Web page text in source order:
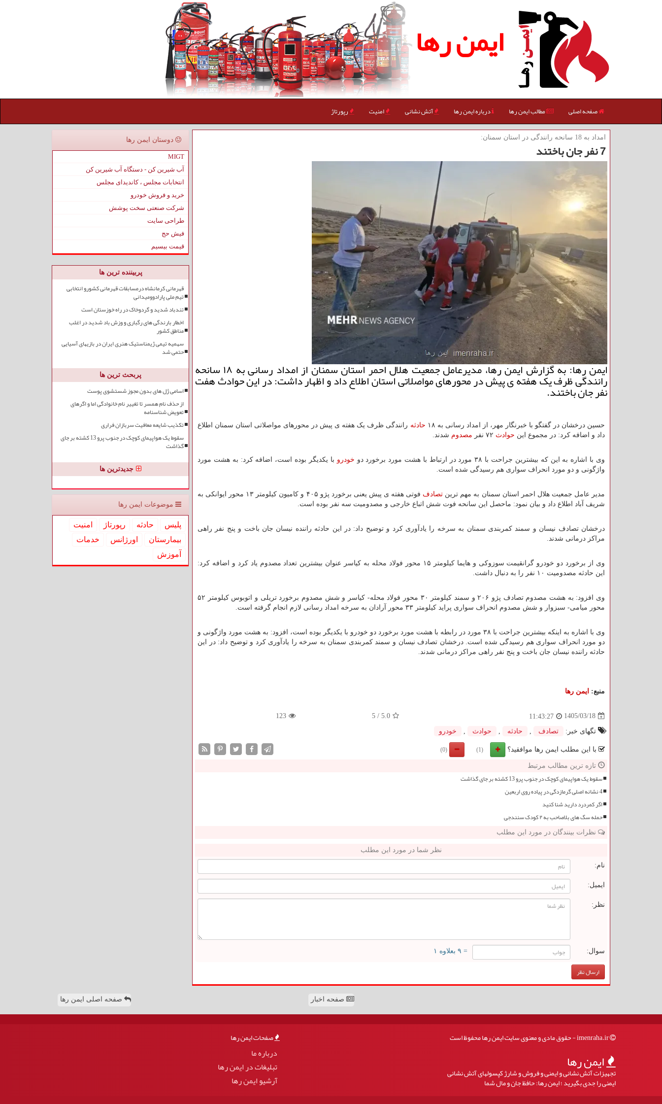
ایمن رها
صفحه اصلی مطالب ایمن رها درباره ایمن رها آتش نشانی امنیت رپورتاژ
امداد به 18 سانحه رانندگی در استان سمنان:
7 نفر جان باختند
ایمن رها: به گزارش ایمن رها، مدیرعامل جمعیت هلال احمر استان سمنان از امداد رسانی به ۱۸ سانحه
رانندگی ظرف یک هفته ی پیش در محورهای مواصلاتی استان اطلاع داد و اظهار داشت: در این حوادث هفت
نفر جان باختند.
حسین درخشان در گفتگو با خبرنگار مهر، از امداد رسانی به ۱۸ حادثه رانندگی ظرف یک هفته ی پیش در محورهای مواصلاتی استان سمنان اطلاع
داد و اضافه کرد: در مجموع این حوادث مصدوم شدند.
وی با اشاره به این که بیشترین جراحت با ۳۸ مورد در ارتباط با هشت مورد برخورد دو خودرو با یکدیگر بوده است، اضافه کرد: به هشت مورد
واژگونی و دو مورد انحراف سواری هم رسیدگی شده است.
مدیر عامل جمعیت هلال احمر استان سمنان به مهم ترین تصادف
فوتی هفته ی پیش یعنی برخورد پژو ۴۰۵ و کامیون کیلومتر ۱۳ محور ایوانکی به
شریف آباد اطلاع داد و بیان نمود: ماحصل این سانحه فوت شش اتباع خارجی و مصدومیت سه نفر بوده است.
درخشان تصادف نیسان و سمند کمربندی سمنان به سرخه را یادآوری کرد و توضیح داد: در این حادثه راننده نیسان جان باخت و پنج نفر راهی
مراکز درمانی شدند.
وی از برخورد دو خودرو گرانقیمت سوزوکی و هایما کیلومتر ۱۵ محور فولاد محله به کیاسر عنوان بیشترین تعداد مصدوم یاد کرد و اضافه کرد:
این حادثه مصدومیت ۱۰ نفر را به دنبال داشت.
وی افزود: به هشت مصدوم تصادف پژو ۲۰۶ و سمند کیلومتر ۳۰ محور فولاد محله- کیاسر و شش مصدوم برخورد تریلی و اتوبوس کیلومتر ۵۲
محور میامی- سبزوار و شش مصدوم انحراف سواری پراید کیلومتر ۳۳ محور آرادان به سرخه امداد رسانی لازم انجام گرفته است.
وی با اشاره به اینکه بیشترین جراحت با ۳۸ مورد در رابطه با هشت مورد برخورد دو خودرو با یکدیگر بوده است، افزود: به هشت مورد واژگونی و
دو مورد انحراف سواری هم رسیدگی شده است. درخشان تصادف نیسان و سمند کمربندی سمنان به سرخه را یادآوری کرد و توضیح داد: در این
حادثه راننده نیسان جان باخت و پنج نفر راهی مراکز درمانی شدند.
منبع: ایمن رها
1405/03/18
11:43:27
5.0
/
5
123
تگهای خبر: تصادف حادثه حوادث خودرو
با این مطلب ایمن رها موافقید؟ (1)
(0)
تازه ترین مطالب مرتبط
سقوط یک هواپیمای کوچک در جنوب پرو 13 کشته بر جای گذاشت
4 نشانه اصلی گرمازدگی در پیاده روی اربعین
اگر کمردرد دارید شنا کنید
حمله سگ های بلاصاحب به ۲ کودک سنندجی
نظرات بینندگان در مورد این مطلب
نظر شما در مورد این مطلب
نام:
ایمیل:
نظر:
سوال: = ۹ بعلاوه ۱
دوستان ایمن رها
MIGT
آب شیرین کن - دستگاه آب شیرین کن
انتخابات مجلس ، کاندیدای مجلس
خرید و فروش خودرو
شرکت صنعتی سخت پوشش
طراحی سایت
فیش حج
قیمت بیسیم
پربیننده ترین ها
قهرمانی کرمانشاه درمسابقات قهرمانی کشورو انتخابی
تیم ملی پارادوومیدانی
تندباد شدید و گردوخاک در راه خوزستان است
اخطار بارندگی های رگباری و وزش باد شدید در اغلب
مناطق کشور
سهمیه تیمی ژیمناستیک هنری ایران در بازیهای آسیایی
حتمی شد
پربحث ترین ها
اسامی ژل های بدون مجوز شستشوی پوست
از حذف نام همسر تا تغییر نام خانوادگی اما و اگرهای
تعویض شناسنامه
تکذیب شایعه معافیت سربازان فراری
سقوط یک هواپیمای کوچک در جنوب پرو 13 کشته بر جای
گذاشت
جدیدترین ها
موضوعات ایمن رها
پلیس حادثه رپورتاژ
امنیت
بیمارستان
اورژانس
خدمات
آموزش
صفحه اخبار صفحه اصلی ایمن رها
ایمن رها
تجهیزات آتش نشانی و ایمنی و فروش و شارژ کپسولهای آتش نشانی
ایمنی را جدی بگیرید ؛ ایمن رها: حافظ جان و مال شما
صفحات ایمن رها
درباره ما
تبلیغات در ایمن رها
آرشیو ایمن رها